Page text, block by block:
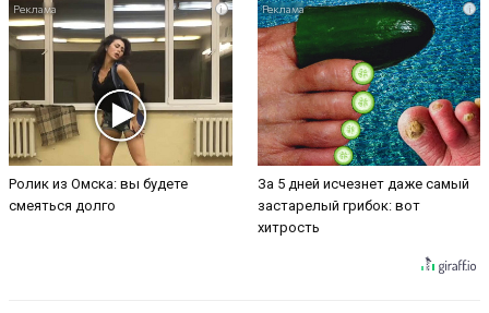
i
Ролик из Омска: вы будете
смеяться долго
i
За 5 дней исчезнет даже самый
застарелый грибок: вот
хитрость